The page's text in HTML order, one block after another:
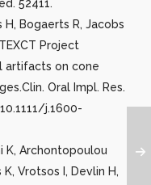
52411.
H, Bogaerts R, Jacobs
Project
artifacts on cone
Oral Impl. Res.
j.1600-
K, Archontopoulou
Vrotsos I, Devlin H,